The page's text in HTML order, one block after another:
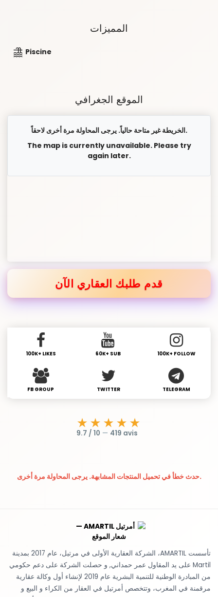
المميزات
Piscine
الموقع الجغرافي
الخريطة غير متاحة حالياً. يرجى المحاولة مرة أخرى لاحقاً.
The map is currently unavailable. Please try
again later.
قدم طلبك العقاري الآن
100K+ LIKES 60K+ SUB 100K+ FOLLOW
FB GROUP TWITTER TELEGRAM
★★★★★
9.7 / 10 — 419 avis
حدث خطأ في تحميل المنتجات المشابهة. يرجى المحاولة مرة أخرى.
تأسست AMARTIL، الشركة العقارية الأولى في مرتيل، عام 2017 بمدينة
Martil على يد المقاول عمر حمداني, و حصلت الشركة على دعم حكومي
من المبادرة الوطنية للتنمية البشرية عام 2019 لإنشاء أول وكالة عقارية
مرقمنة في المغرب، وتتخصص أمرتيل في العقار من الكراء و البيع و